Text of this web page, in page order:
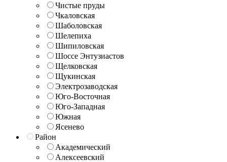
Чистые пруды
Чкаловская
Шаболовская
Шелепиха
Шипиловская
Шоссе Энтузиастов
Щелковская
Щукинская
Электрозаводская
Юго-Восточная
Юго-Западная
Южная
Ясенево
Район
Академический
Алексеевский